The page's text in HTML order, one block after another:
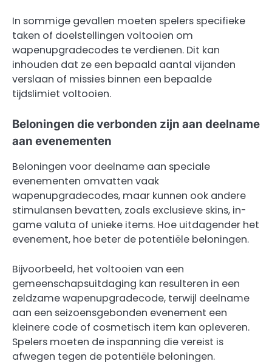
In sommige gevallen moeten spelers specifieke
taken of doelstellingen voltooien om
wapenupgradecodes te verdienen. Dit kan
inhouden dat ze een bepaald aantal vijanden
verslaan of missies binnen een bepaalde
tijdslimiet voltooien.
Beloningen die verbonden zijn aan deelname
aan evenementen
Beloningen voor deelname aan speciale
evenementen omvatten vaak
wapenupgradecodes, maar kunnen ook andere
stimulansen bevatten, zoals exclusieve skins, in-
game valuta of unieke items. Hoe uitdagender het
evenement, hoe beter de potentiële beloningen.
Bijvoorbeeld, het voltooien van een
gemeenschapsuitdaging kan resulteren in een
zeldzame wapenupgradecode, terwijl deelname
aan een seizoensgebonden evenement een
kleinere code of cosmetisch item kan opleveren.
Spelers moeten de inspanning die vereist is
afwegen tegen de potentiële beloningen.